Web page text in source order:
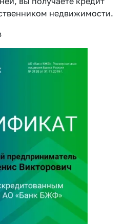
недвижимости.